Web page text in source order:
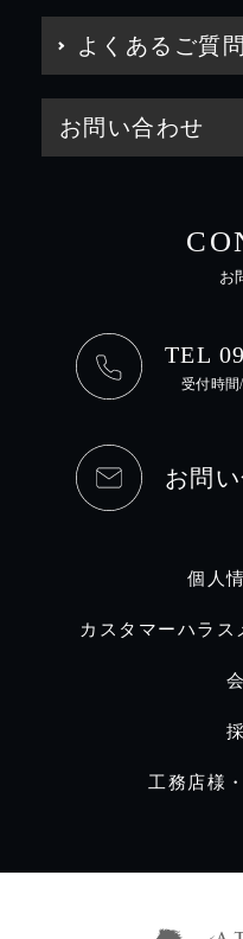
よくあるご質問
お問い合わせ
お
TEL
受付時間
お問
個人
カスタマーハラ
工務店様